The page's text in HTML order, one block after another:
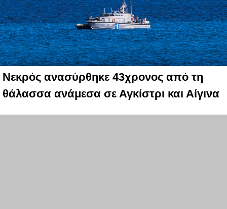
Νεκρός ανασύρθηκε 43χρονος από τη
θάλασσα ανάμεσα σε Αγκίστρι και Αίγινα